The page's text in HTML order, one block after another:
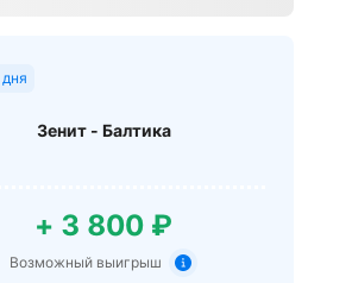
Зенит - Балтика
+ 3 800 ₽
Возможный выигрыш